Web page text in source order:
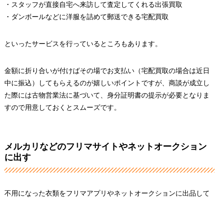
・スタッフが直接自宅へ来訪して査定してくれる出張買取
・ダンボールなどに洋服を詰めて郵送できる宅配買取
といったサービスを行っているところもあります。
金額に折り合いが付けばその場でお支払い（宅配買取の場合は近日
中に振込）してもらえるのが嬉しいポイントですが、商談が成立し
た際には古物営業法に基づいて、身分証明書の提示が必要となりま
すので用意しておくとスムーズです。
メルカリなどのフリマサイトやネットオークション
に出す
不用になった衣類をフリマアプリやネットオークションに出品して